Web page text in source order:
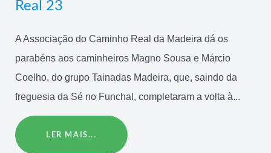
Real 23
A Associação do Caminho Real da Madeira dá os
parabéns aos caminheiros Magno Sousa e Márcio
Coelho, do grupo Tainadas Madeira, que, saindo da
freguesia da Sé no Funchal, completaram a volta à...
LER MAIS...